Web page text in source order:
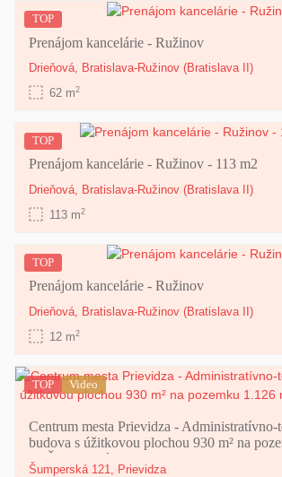
TOP
Prenájom kancelárie - Ružinov
Drieňová, Bratislava-Ružinov (Bratislava II)
62 m2
TOP
Prenájom kancelárie - Ružinov - 113 m2
Drieňová, Bratislava-Ružinov (Bratislava II)
113 m2
TOP
Prenájom kancelárie - Ružinov
Drieňová, Bratislava-Ružinov (Bratislava II)
12 m2
TOP Video
Centrum mesta Prievidza - Administratívno-
budova s úžitkovou plochou 930 m² na
ul. Šumperská
Šumperská 121,
Prievidza